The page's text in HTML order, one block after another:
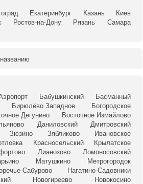
Екатеринбург Казань
Киев
Ростов-на-Дону Рязань
Самара
названию
Бабушкинский
Басманный
Бирюлёво Западное
Богородское
Дегунино
Восточное Измайлово
Даниловский
Дмитровский
Зюзино Зябликово
Ивановское
Красносельский
Крылатское
Лианозово Ломоносовский
Матушкино
Метрогородок
Сабурово
Нагатино-Садовники
Новогиреево Новокосино